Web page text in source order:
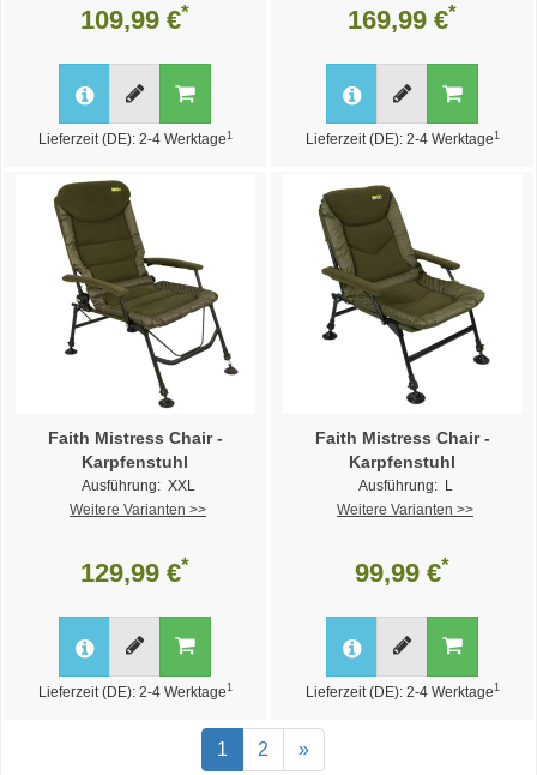
109,99 €*
Lieferzeit (DE): 2-4 Werktage 1
169,99 €*
Lieferzeit (DE): 2-4 Werktage 1
Faith Mistress Chair -
Karpfenstuhl
Ausführung: XXL
Weitere Varianten >>
129,99 €*
Lieferzeit (DE): 2-4 Werktage1
Faith Mistress Chair -
Karpfenstuhl
Ausführung: L
Weitere Varianten >>
99,99 €*
Lieferzeit (DE): 2-4 Werktage1
1 2 »